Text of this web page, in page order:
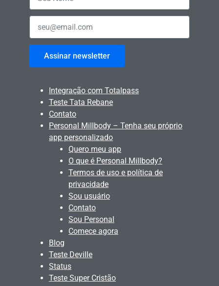
Assinar newsletter
Integração com Totalpass
Teste Tata Rebane
Contato
Personal Millbody – Tenha seu próprio
app personalizado
Quero meu app
O que é Personal Millbody?
Termos de uso e política de
privacidade
Sou usuário
Contato
Sou Personal
Comece agora
Blog
Teste Deville
Status
Teste Super Cristão